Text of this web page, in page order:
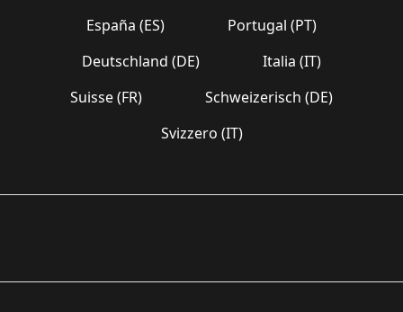
España (ES)
Portugal (PT)
Deutschland (DE)
Italia (IT)
Suisse (FR)
Schweizerisch (DE)
Svizzero (IT)